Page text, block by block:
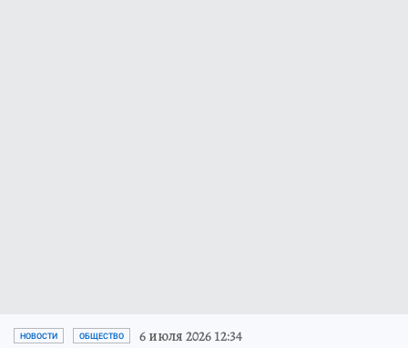
НОВОСТИ ОБЩЕСТВО 6 июля 2026 12:34